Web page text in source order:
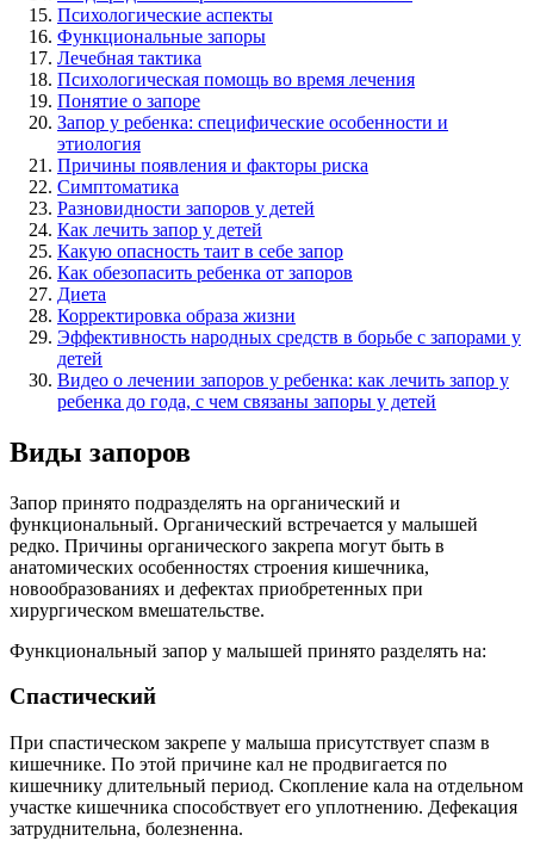
Психологические аспекты
Функциональные запоры
Лечебная тактика
Психологическая помощь во время лечения
Понятие о запоре
Запор у ребенка: специфические особенности и
этиология
Причины появления и факторы риска
Симптоматика
Разновидности запоров у детей
Как лечить запор у детей
Какую опасность таит в себе запор
Как обезопасить ребенка от запоров
Диета
Корректировка образа жизни
Эффективность народных средств в борьбе с запорами у
детей
Видео о лечении запоров у ребенка: как лечить запор у
ребенка до года, с чем связаны запоры у детей
Виды запоров
Запор принято подразделять на органический и
функциональный. Органический встречается у малышей
редко. Причины органического закрепа могут быть в
анатомических особенностях строения кишечника,
новообразованиях и дефектах приобретенных при
хирургическом вмешательстве.
Функциональный запор у малышей принято разделять на:
Спастический
При спастическом закрепе у малыша присутствует спазм в
кишечнике. По этой причине кал не продвигается по
кишечнику длительный период. Скопление кала на отдельном
участке кишечника способствует его уплотнению. Дефекация
затруднительна, болезненна.